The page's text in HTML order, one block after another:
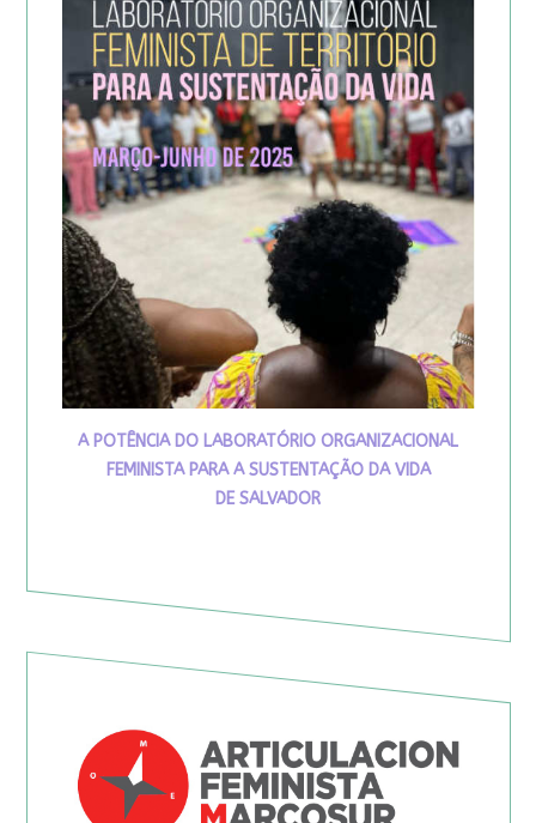
A POTÊNCIA DO LABORATÓRIO ORGANIZACIONAL
FEMINISTA PARA A SUSTENTAÇÃO DA VIDA
DE SALVADOR